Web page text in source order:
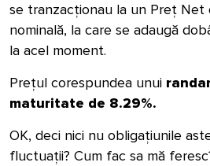
se tranzacționau la un Preț Net
nominală, la care se adaugă
la acel moment.
Prețul corespundea unui
maturitate de 8.29%.
OK, deci nici nu obligațiunile
fluctuații? Cum fac sa mă